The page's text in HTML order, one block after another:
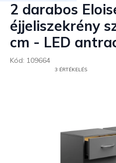
2 darabos
éjjeliszekrény
cm - LED
Kód: 109664
3 ÉRTÉKELÉS